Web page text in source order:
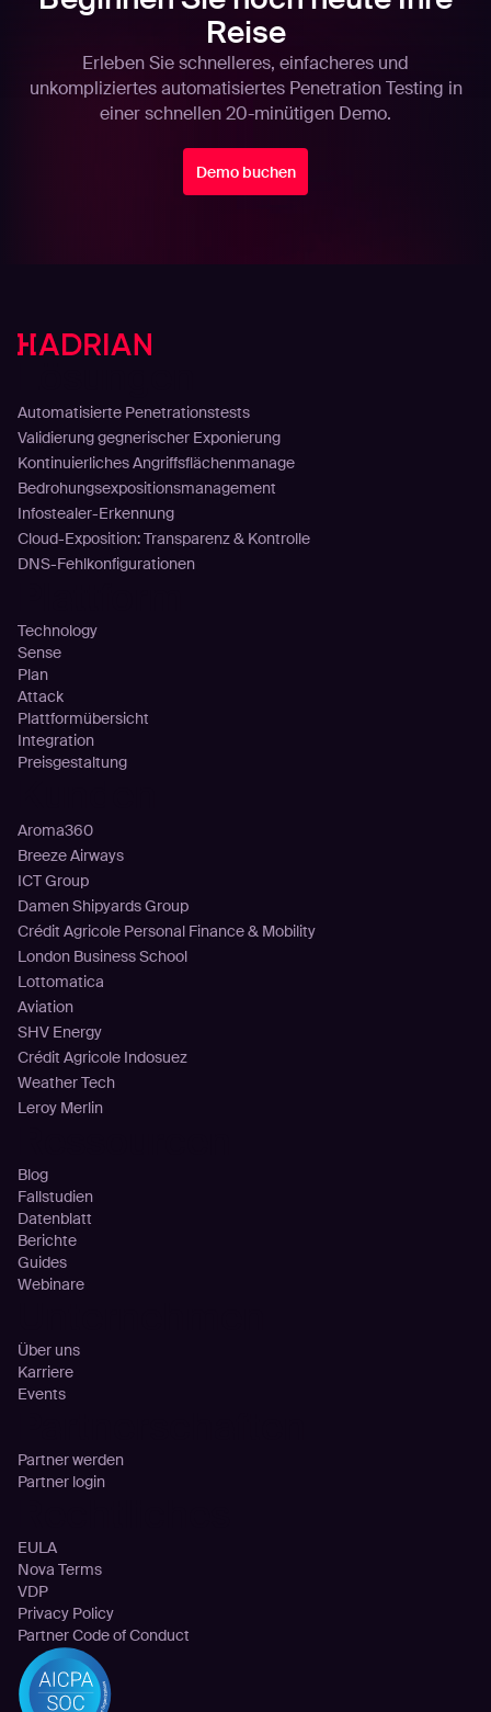
Reise
Erleben Sie schnelleres, einfacheres und
unkompliziertes automatisiertes Penetration Testing in
einer schnellen 20-minütigen Demo.
Demo buchen
Automatisierte Penetrationstests
Validierung gegnerischer Exponierung
Kontinuierliches Angriffsflächenmanage
Bedrohungsexpositionsmanagement
Infostealer-Erkennung
Cloud-Exposition: Transparenz & Kontrolle
DNS-Fehlkonfigurationen
Technology
Sense
Plan
Attack
Plattformübersicht
Integration
Preisgestaltung
Aroma360
Breeze Airways
ICT Group
Damen Shipyards Group
Crédit Agricole Personal Finance & Mobility
London Business School
Lottomatica
Aviation
SHV Energy
Crédit Agricole Indosuez
Weather Tech
Leroy Merlin
Blog
Fallstudien
Datenblatt
Berichte
Guides
Webinare
Über uns
Karriere
Events
Partner werden
Partner login
EULA
Nova Terms
VDP
Privacy Policy
Partner Code of Conduct